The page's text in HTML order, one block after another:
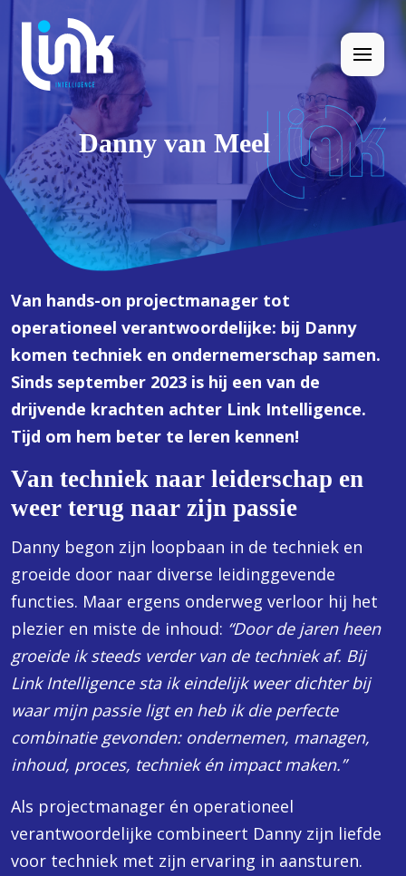
Danny van Meel
Van hands-on projectmanager tot
operationeel verantwoordelijke: bij Danny
komen techniek en ondernemerschap samen.
Sinds september 2023 is hij een van de
drijvende krachten achter Link Intelligence.
Tijd om hem beter te leren kennen!
Van techniek naar leiderschap en
weer terug naar zijn passie
Danny begon zijn loopbaan in de techniek en
groeide door naar diverse leidinggevende
functies. Maar ergens onderweg verloor hij het
plezier en miste de inhoud: “Door de jaren heen
groeide ik steeds verder van de techniek af. Bij
Link Intelligence sta ik eindelijk weer dichter bij
waar mijn passie ligt en heb ik die perfecte
combinatie gevonden: ondernemen, managen,
inhoud, proces, techniek én impact maken.”
Als projectmanager én operationeel
verantwoordelijke combineert Danny zijn liefde
voor techniek met zijn ervaring in aansturen.